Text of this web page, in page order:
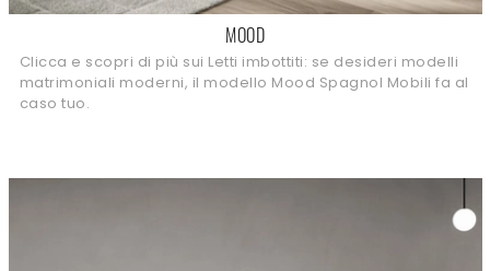
MOOD
Clicca e scopri di più sui Letti imbottiti: se desideri modelli
matrimoniali moderni, il modello Mood Spagnol Mobili fa al
caso tuo.